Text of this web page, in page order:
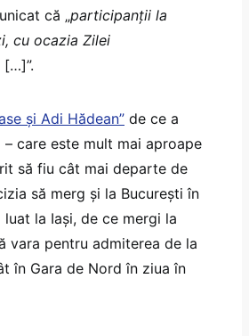
că „participanții la
cu ocazia Zilei
[…]”.
și Adi Hădean” de ce a
care este mult mai aproape
să fiu cât mai departe de
să merg și la București în
la Iași, de ce mergi la
vara pentru admiterea de la
în Gara de Nord în ziua în